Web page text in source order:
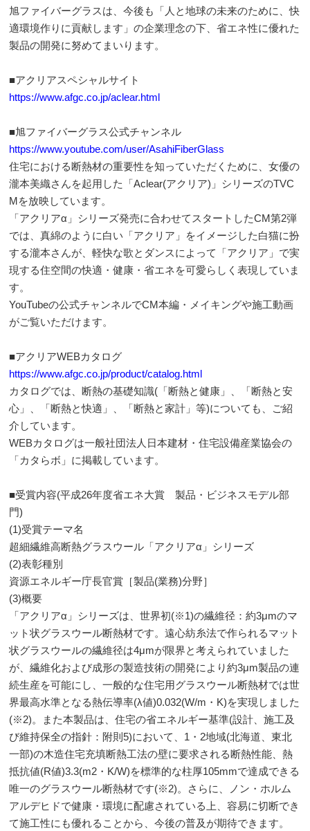
旭ファイバーグラスは、今後も「人と地球の未来のために、快
適環境作りに貢献します」の企業理念の下、省エネ性に優れた
製品の開発に努めてまいります。
■アクリアスペシャルサイト
https://www.afgc.co.jp/aclear.html
■旭ファイバーグラス公式チャンネル
https://www.youtube.com/user/AsahiFiberGlass
住宅における断熱材の重要性を知っていただくために、女優の
瀧本美織さんを起用した「Aclear(アクリア)」シリーズのTVC
Mを放映しています。
「アクリアα」シリーズ発売に合わせてスタートしたCM第2弾
では、真綿のように白い「アクリア」をイメージした白猫に扮
する瀧本さんが、軽快な歌とダンスによって「アクリア」で実
現する住空間の快適・健康・省エネを可愛らしく表現していま
す。
YouTubeの公式チャンネルでCM本編・メイキングや施工動画
がご覧いただけます。
■アクリアWEBカタログ
https://www.afgc.co.jp/product/catalog.html
カタログでは、断熱の基礎知識(「断熱と健康」、「断熱と安
心」、「断熱と快適」、「断熱と家計」等)についても、ご紹
介しています。
WEBカタログは一般社団法人日本建材・住宅設備産業協会の
「カタらボ」に掲載しています。
■受賞内容(平成26年度省エネ大賞 製品・ビジネスモデル部
門)
(1)受賞テーマ名
超細繊維高断熱グラスウール「アクリアα」シリーズ
(2)表彰種別
資源エネルギー庁長官賞［製品(業務)分野］
(3)概要
「アクリアα」シリーズは、世界初(※1)の繊維径：約3μmのマ
ット状グラスウール断熱材です。遠心紡糸法で作られるマット
状グラスウールの繊維径は4μmが限界と考えられていました
が、繊維化および成形の製造技術の開発により約3μm製品の連
続生産を可能にし、一般的な住宅用グラスウール断熱材では世
界最高水準となる熱伝導率(λ値)0.032(W/m・K)を実現しました
(※2)。また本製品は、住宅の省エネルギー基準(設計、施工及
び維持保全の指針：附則5)において、1・2地域(北海道、東北
一部)の木造住宅充填断熱工法の壁に要求される断熱性能、熱
抵抗値(R値)3.3(m2・K/W)を標準的な柱厚105mmで達成できる
唯一のグラスウール断熱材です(※2)。さらに、ノン・ホルム
アルデヒドで健康・環境に配慮されている上、容易に切断でき
て施工性にも優れることから、今後の普及が期待できます。